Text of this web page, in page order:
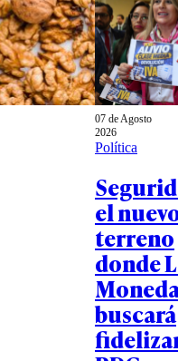
07 de Agosto
2026
Política
el
terreno
donde
buscará